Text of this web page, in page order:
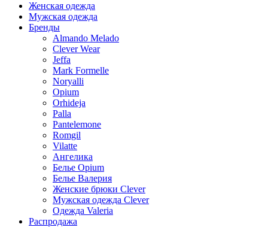
Женская одежда
Мужская одежда
Бренды
Almando Melado
Clever Wear
Jeffa
Mark Formelle
Noryalli
Opium
Orhideja
Palla
Pantelemone
Romgil
Vilatte
Ангелика
Белье Opium
Белье Валерия
Женские брюки Clever
Мужская одежда Clever
Одежда Valeria
Распродажа